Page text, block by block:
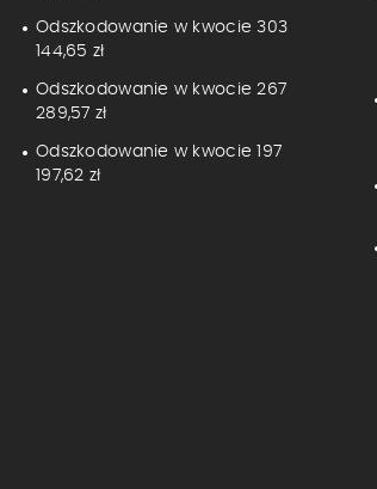
Odszkodowanie w kwocie 303
144,65 zł
Odszkodowanie w kwocie 267
289,57 zł
Odszkodowanie w kwocie 197
197,62 zł